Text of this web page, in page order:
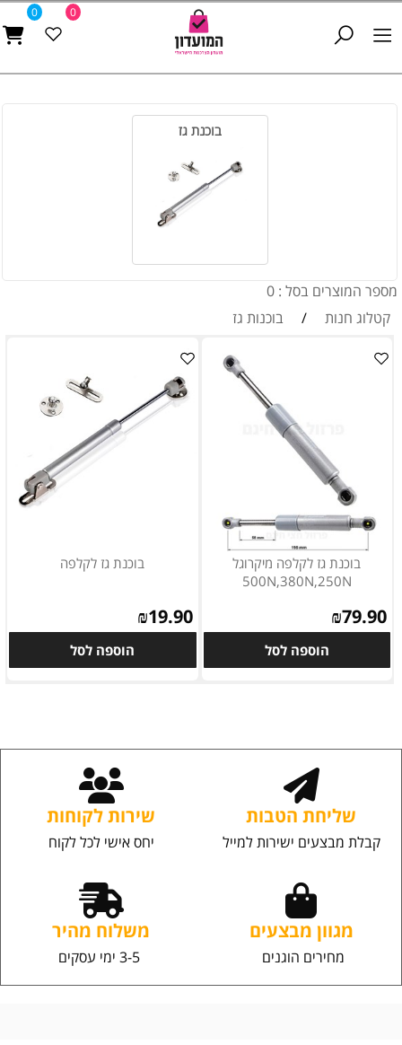
0 0
בוכנת גז
מספר המוצרים בסל : 0
קטלוג חנות
/ בוכנות גז
בוכנת גז לקלפה מיקרוגל
500N,380N,250N
₪79.90
הוספה לסל
בוכנת גז לקלפה
₪19.90
הוספה לסל
שליחת הטבות
קבלת מבצעים ישירות למייל
שירות לקוחות
יחס אישי לכל לקוח
מגוון מבצעים
מחירים הוגנים
משלוח מהיר